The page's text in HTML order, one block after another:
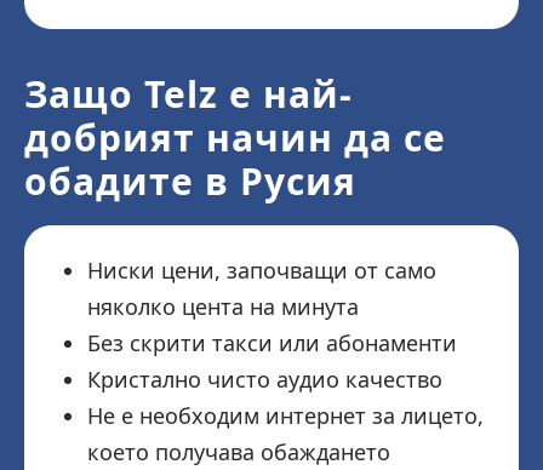
Защо Telz е най-
добрият начин да се
обадите в Русия
Ниски цени, започващи от само
няколко цента на минута
Без скрити такси или абонаменти
Кристално чисто аудио качество
Не е необходим интернет за лицето,
което получава обаждането